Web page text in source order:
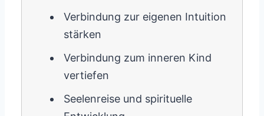
Verbindung zur eigenen Intuition
stärken
Verbindung zum inneren Kind
vertiefen
Seelenreise und spirituelle